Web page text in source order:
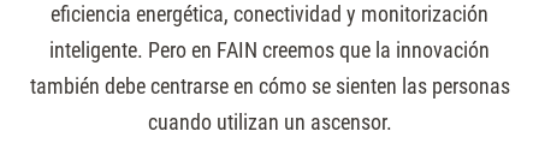
eficiencia energética, conectividad y monitorización
inteligente. Pero en FAIN creemos que la innovación
también debe centrarse en cómo se sienten las personas
cuando utilizan un ascensor.